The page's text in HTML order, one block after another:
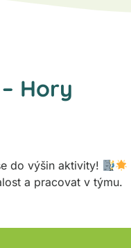
Hory
do výšin aktivity!
a pracovat v týmu.